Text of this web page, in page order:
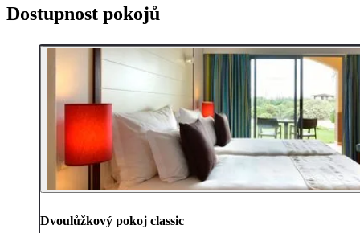
Dostupnost pokojů
Dvoulůžkový pokoj classic